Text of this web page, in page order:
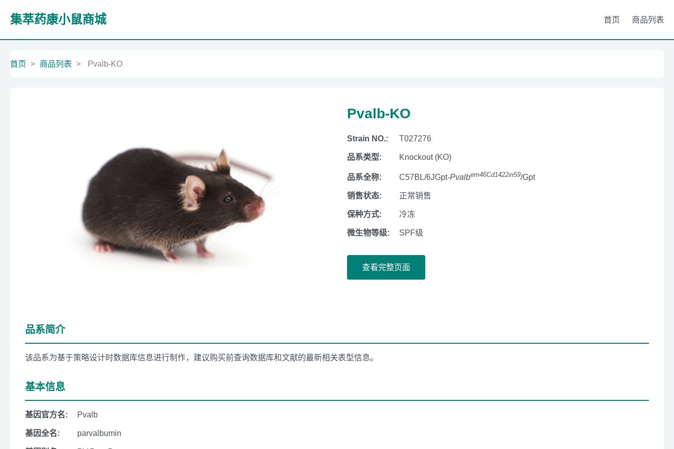
集萃药康小鼠商城 首页 商品列表
首页 > 商品列表 > Pvalb-KO
Pvalb-KO
Strain NO.: T027276
品系类型: Knockout (KO)
品系全称: C57BL/6JGpt-Pvalbem46Cd1422in59/Gpt
销售状态: 正常销售
保种方式: 冷冻
微生物等级: SPF级
查看完整页面
品系简介
该品系为基于策略设计时数据库信息进行制作，建议购买前查询数据库和文献的最新相关表型信息。
基本信息
基因官方名: Pvalb
基因全名: parvalbumin